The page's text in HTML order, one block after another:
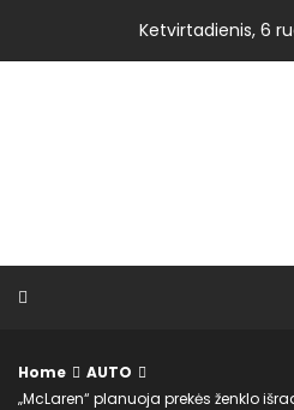
content
Ketvirtadienis, 6
Home
AUTO
„McLaren“ planuoja prekės ženklo